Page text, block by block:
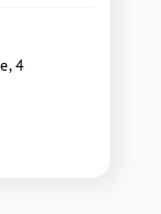
4